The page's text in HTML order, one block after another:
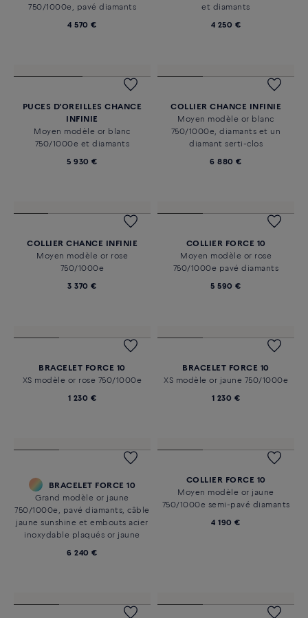
750/1000e, pavé diamants
4 570 €
et diamants
4 250 €
PUCES D'OREILLES CHANCE
INFINIE
Moyen modèle or blanc
750/1000e et diamants
5 930 €
COLLIER CHANCE INFINIE
Moyen modèle or blanc
750/1000e, diamants et un
diamant serti-clos
6 880 €
COLLIER CHANCE INFINIE
Moyen modèle or rose
750/1000e
3 370 €
COLLIER FORCE 10
Moyen modèle or rose
750/1000e pavé diamants
5 590 €
BRACELET FORCE 10
XS modèle or rose 750/1000e
1 230 €
BRACELET FORCE 10
XS modèle or jaune 750/1000e
1 230 €
BRACELET FORCE 10
Grand modèle or jaune
750/1000e, pavé diamants, câble
jaune sunshine et embouts acier
inoxydable plaqués or jaune
6 240 €
COLLIER FORCE 10
Moyen modèle or jaune
750/1000e semi-pavé diamants
4 190 €